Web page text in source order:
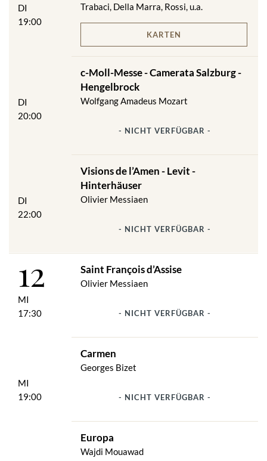
DI
19:00
Trabaci, Della Marra, Rossi, u.a.
KARTEN
DI
20:00
c-Moll-Messe - Camerata Salzburg -
Hengelbrock
Wolfgang Amadeus Mozart
- NICHT VERFÜGBAR -
DI
22:00
Visions de l’Amen - Levit -
Hinterhäuser
Olivier Messiaen
- NICHT VERFÜGBAR -
12
MI
17:30
Saint François d’Assise
Olivier Messiaen
- NICHT VERFÜGBAR -
MI
19:00
Carmen
Georges Bizet
- NICHT VERFÜGBAR -
Europa
Wajdi Mouawad